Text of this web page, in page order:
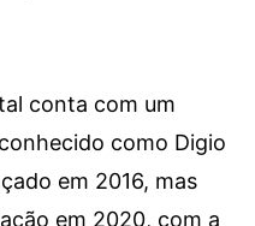
conta com um
como Digio
em 2016, mas
em 2020, com a